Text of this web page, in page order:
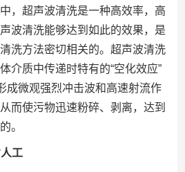
，超声波清洗是一种高效率，高
波清洗能够达到如此的效果，是
洗方法密切相关的。超声波清洗
介质中传递时特有的“空化效应”
成微观强烈冲击波和高速射流作
而使污物迅速粉碎、剥离，达到
。
工